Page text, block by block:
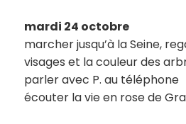
mardi 24 octobre
marcher jusqu’à la Seine,
visages et la couleur des
parler avec P. au téléphone
écouter la vie en rose de